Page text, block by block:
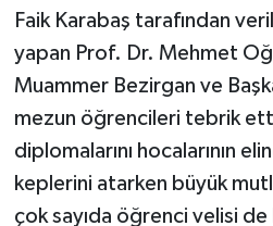
Faik Karabaş tarafından
yapan Prof. Dr. Mehmet
Muammer Bezirgan ve
mezun öğrencileri tebrik
diplomalarını hocalarının
keplerini atarken büyük
çok sayıda öğrenci velisi de
SPOR HABERLERİ
TEKNOLOJİ
Turizm
ÜLKE GÜNDEMİ